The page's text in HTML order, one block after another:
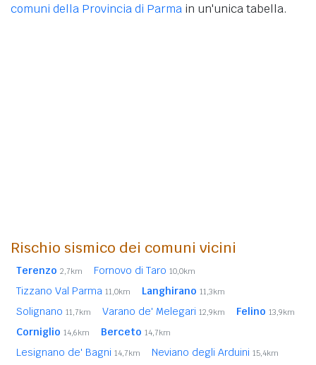
comuni della Provincia di Parma in un'unica tabella.
Rischio sismico dei comuni vicini
Terenzo 2,7km Fornovo di Taro 10,0km
Tizzano Val Parma 11,0km Langhirano 11,3km
Solignano 11,7km Varano de' Melegari 12,9km Felino 13,9km
Corniglio 14,6km Berceto 14,7km
Lesignano de' Bagni 14,7km Neviano degli Arduini 15,4km